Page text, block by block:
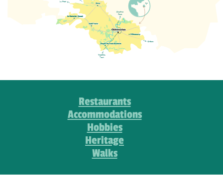
Restaurants
Accommodations
Hobbies
Heritage
Walks